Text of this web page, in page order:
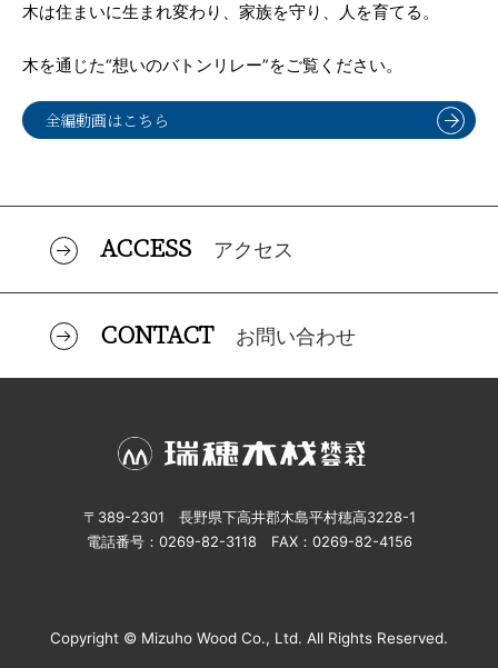
木は住まいに生まれ変わり、家族を守り、人を育てる。
木を通じた“想いのバトンリレー”をご覧ください。
全編動画はこちら
ACCESS アクセス
CONTACT お問い合わせ
〒389-2301 長野県下高井郡木島平村穂高3228-1
電話番号：0269-82-3118 FAX：0269-82-4156
Copyright © Mizuho Wood Co., Ltd. All Rights Reserved.